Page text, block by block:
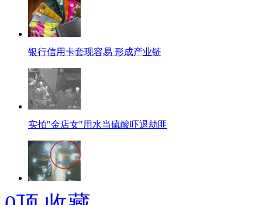
银行信用卡套现容易 形成产业链
实拍"金店女"用水当硫酸吓退劫匪
女童吞水银送医 爱心助穿越晚高峰